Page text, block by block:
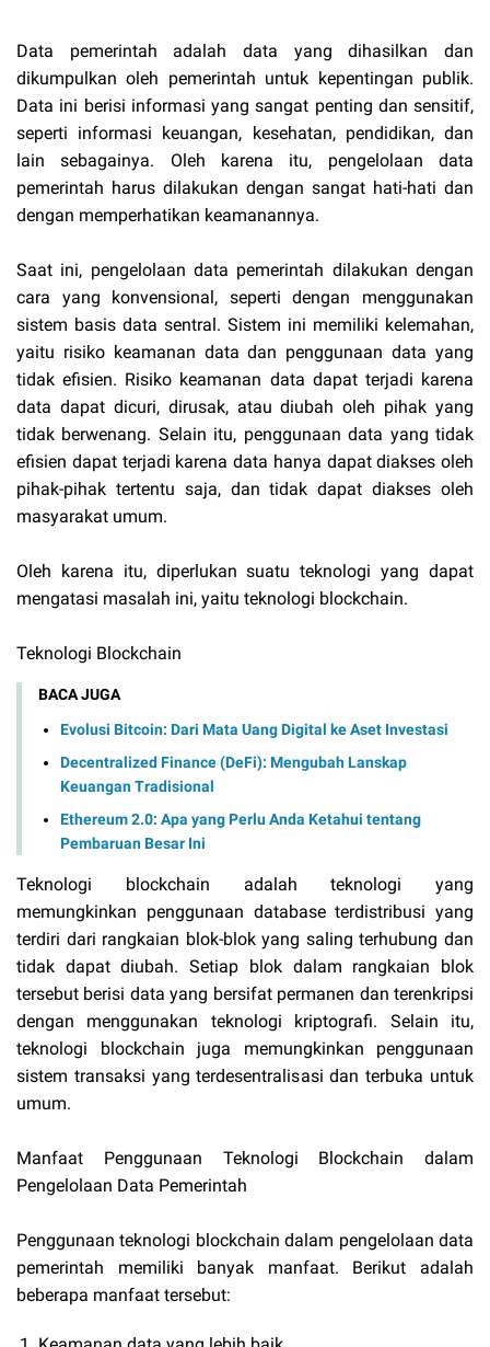
Data pemerintah adalah data yang dihasilkan dan
dikumpulkan oleh pemerintah untuk kepentingan publik.
Data ini berisi informasi yang sangat penting dan sensitif,
seperti informasi keuangan, kesehatan, pendidikan, dan
lain sebagainya. Oleh karena itu, pengelolaan data
pemerintah harus dilakukan dengan sangat hati-hati dan
dengan memperhatikan keamanannya.
Saat ini, pengelolaan data pemerintah dilakukan dengan
cara yang konvensional, seperti dengan menggunakan
sistem basis data sentral. Sistem ini memiliki kelemahan,
yaitu risiko keamanan data dan penggunaan data yang
tidak efisien. Risiko keamanan data dapat terjadi karena
data dapat dicuri, dirusak, atau diubah oleh pihak yang
tidak berwenang. Selain itu, penggunaan data yang tidak
efisien dapat terjadi karena data hanya dapat diakses oleh
pihak-pihak tertentu saja, dan tidak dapat diakses oleh
masyarakat umum.
Oleh karena itu, diperlukan suatu teknologi yang dapat
mengatasi masalah ini, yaitu teknologi blockchain.
Teknologi Blockchain
BACA JUGA
Evolusi Bitcoin: Dari Mata Uang Digital ke Aset Investasi
Decentralized Finance (DeFi): Mengubah Lanskap
Keuangan Tradisional
Ethereum 2.0: Apa yang Perlu Anda Ketahui tentang
Pembaruan Besar Ini
Teknologi blockchain adalah teknologi yang
memungkinkan penggunaan database terdistribusi yang
terdiri dari rangkaian blok-blok yang saling terhubung dan
tidak dapat diubah. Setiap blok dalam rangkaian blok
tersebut berisi data yang bersifat permanen dan terenkripsi
dengan menggunakan teknologi kriptografi. Selain itu,
teknologi blockchain juga memungkinkan penggunaan
sistem transaksi yang terdesentralisasi dan terbuka untuk
umum.
Manfaat Penggunaan Teknologi Blockchain dalam
Pengelolaan Data Pemerintah
Penggunaan teknologi blockchain dalam pengelolaan data
pemerintah memiliki banyak manfaat. Berikut adalah
beberapa manfaat tersebut: